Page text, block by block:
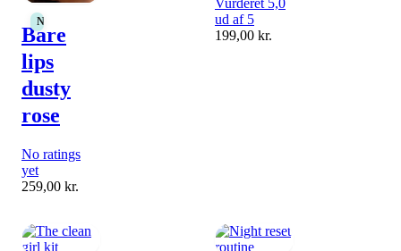
NEW IN
Bare
lips
dusty
rose
No ratings
yet
259,00 kr.
ud af 5
199,00 kr.